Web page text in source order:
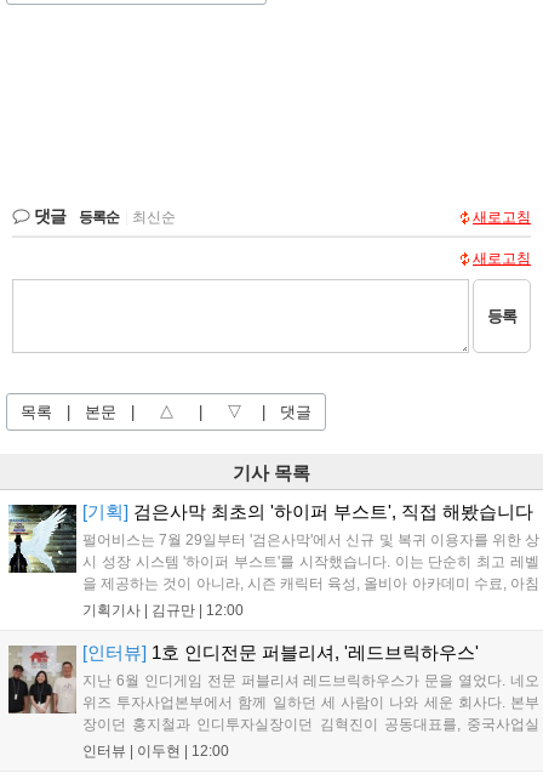
댓글 등록순 최신순 새로고침
새로고침
등록
목록 본문 △ ▽ 댓글
기사 목록
[기획] 검은사막 최초의 '하이퍼 부스트', 직접 해봤습니다
펄어비스는 7월 29일부터 '검은사막'에서 신규 및 복귀 이용자를 위한 상
시 성장 시스템 '하이퍼 부스트'를 시작했습니다. 이는 단순히 최고 레벨
을 제공하는 것이 아니라, 시즌 캐릭터 육성, 올비아 아카데미 수료, 아침
의 나라 설화 진행 등 4단계 과정을 통해 게임에 적응하며 공방합 750을
장비와 검은별 무기, 카라자드 장신구 등을 획득해 주요 콘텐츠에 진입
할 수 있습니다....
기획기사 | 김규만 12:00
[인터뷰] 1호 인디전문 퍼블리셔, '레드브릭하우스'
지난 6월 인디게임 전문 퍼블리셔 레드브릭하우스가 문을 열었다. 네오
위즈 투자사업본부에서 함께 일하던 세 사람이 나와 세운 회사다. 본부
장이던 홍지철과 인디투자실장이던 김혁진이 공동대표를, 중국사업실
장이던 이민정이 이사를 맡았다. 출범 한 달여 만에 위메이드맥스의 전
인터뷰 | 이두현 12:00